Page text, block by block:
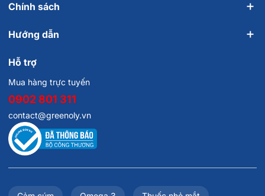
Chính sách
Hướng dẫn
Hỗ trợ
Mua hàng trực tuyến
0902 801 311
contact@greenoly.vn